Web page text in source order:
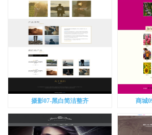
摄影07-黑白简洁整齐 商城